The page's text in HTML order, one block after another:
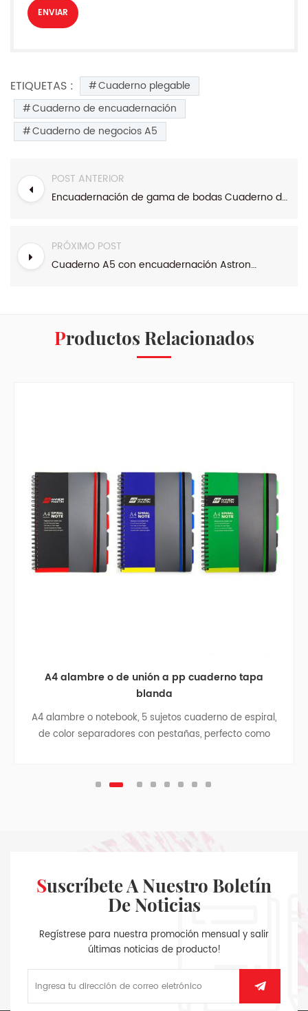
ETIQUETAS :
Cuaderno plegable
Cuaderno de encuadernación
Cuaderno de negocios A5
POST ANTERIOR
Encuadernación de gama de bodas Cuaderno de tapa dura
PRÓXIMO POST
Cuaderno A5 con encuadernación Astronauta Luminoso
Productos Relacionados
A4 alambre o de unión a pp cuaderno tapa
blanda
A4 alambre o notebook, 5 sujetos cuaderno de espiral,
de color separadores con pestañas, perfecto como
revistas.
Suscríbete A Nuestro Boletín
De Noticias
Regístrese para nuestra promoción mensual y salir
últimas noticias de producto!